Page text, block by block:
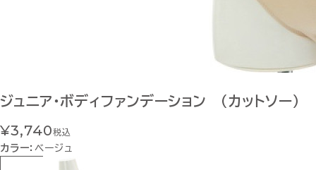
ジュニア・ボディファンデーション （カットソー）
¥3,740税込
カラー：ベージュ